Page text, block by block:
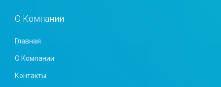
О Компании
Главная
О Компании
Контакты